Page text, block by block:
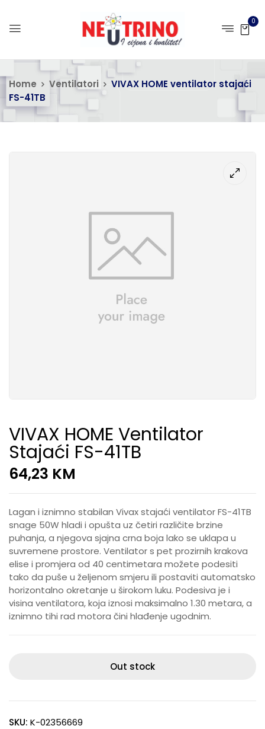
0
Home Ventilatori
VIVAX HOME ventilator stajaći
FS-41TB
VIVAX HOME Ventilator
Stajaći FS-41TB
64,23 KM
Lagan i iznimno stabilan Vivax stajaći ventilator FS-41TB
snage 50W hladi i opušta uz četiri različite brzine
puhanja, a njegova sjajna crna boja lako se uklapa u
suvremene prostore. Ventilator s pet prozirnih krakova
elise i promjera od 40 centimetara možete podesiti
tako da puše u željenom smjeru ili postaviti automatsko
horizontalno okretanje u širokom luku. Podesiva je i
visina ventilatora, koja iznosi maksimalno 1.30 metara, a
iznimno tihi rad motora čini hlađenje ugodnim.
Out stock
SKU: K-02356669